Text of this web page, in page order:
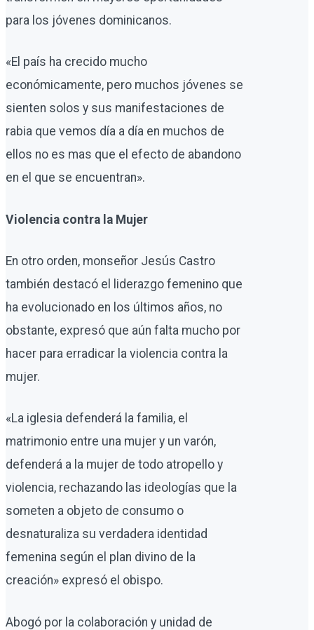
para los jóvenes dominicanos.
«El país ha crecido mucho
económicamente, pero muchos jóvenes se
sienten solos y sus manifestaciones de
rabia que vemos día a día en muchos de
ellos no es mas que el efecto de abandono
en el que se encuentran».
Violencia contra la Mujer
En otro orden, monseñor Jesús Castro
también destacó el liderazgo femenino que
ha evolucionado en los últimos años, no
obstante, expresó que aún falta mucho por
hacer para erradicar la violencia contra la
mujer.
«La iglesia defenderá la familia, el
matrimonio entre una mujer y un varón,
defenderá a la mujer de todo atropello y
violencia, rechazando las ideologías que la
someten a objeto de consumo o
desnaturaliza su verdadera identidad
femenina según el plan divino de la
creación» expresó el obispo.
Abogó por la colaboración y unidad de